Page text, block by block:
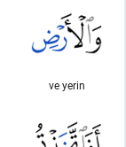
ve yerin